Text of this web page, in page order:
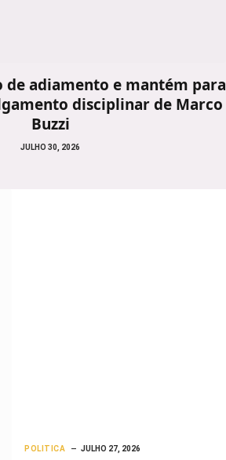
de adiamento e mantém para
disciplinar de Marco
Buzzi
JULHO 30, 2026
POLITICA JULHO 27, 2026